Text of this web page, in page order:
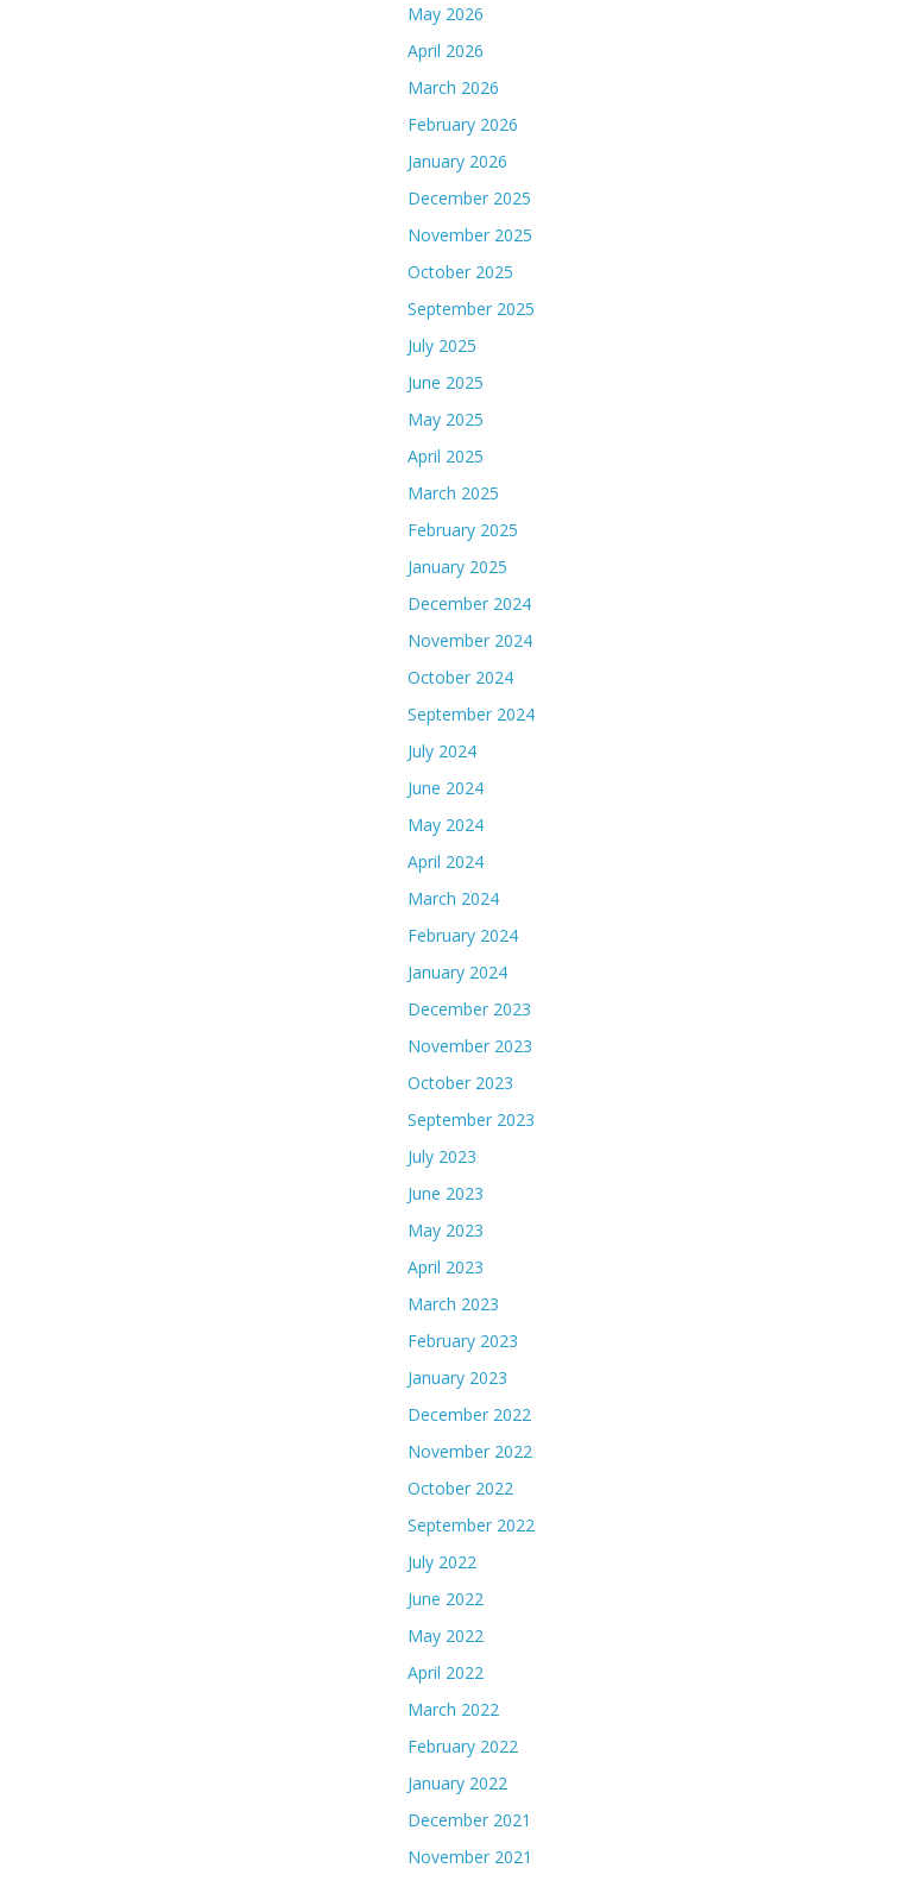
May 2026
April 2026
March 2026
February 2026
January 2026
December 2025
November 2025
October 2025
September 2025
July 2025
June 2025
May 2025
April 2025
March 2025
February 2025
January 2025
December 2024
November 2024
October 2024
September 2024
July 2024
June 2024
May 2024
April 2024
March 2024
February 2024
January 2024
December 2023
November 2023
October 2023
September 2023
July 2023
June 2023
May 2023
April 2023
March 2023
February 2023
January 2023
December 2022
November 2022
October 2022
September 2022
July 2022
June 2022
May 2022
April 2022
March 2022
February 2022
January 2022
December 2021
November 2021